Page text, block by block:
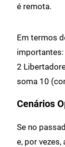
é remota.
Em termos
2
soma 10
Cenários
Se no
e, por